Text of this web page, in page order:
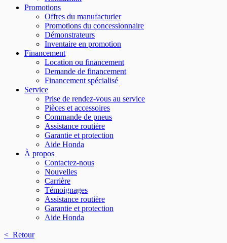
Promotions
Offres du manufacturier
Promotions du concessionnaire
Démonstrateurs
Inventaire en promotion
Financement
Location ou financement
Demande de financement
Financement spécialisé
Service
Prise de rendez-vous au service
Pièces et accessoires
Commande de pneus
Assistance routière
Garantie et protection
Aide Honda
À propos
Contactez-nous
Nouvelles
Carrière
Témoignages
Assistance routière
Garantie et protection
Aide Honda
< Retour